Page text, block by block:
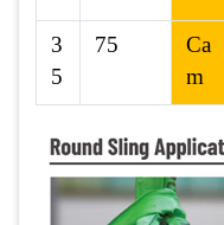
3
5
75
Ca
m